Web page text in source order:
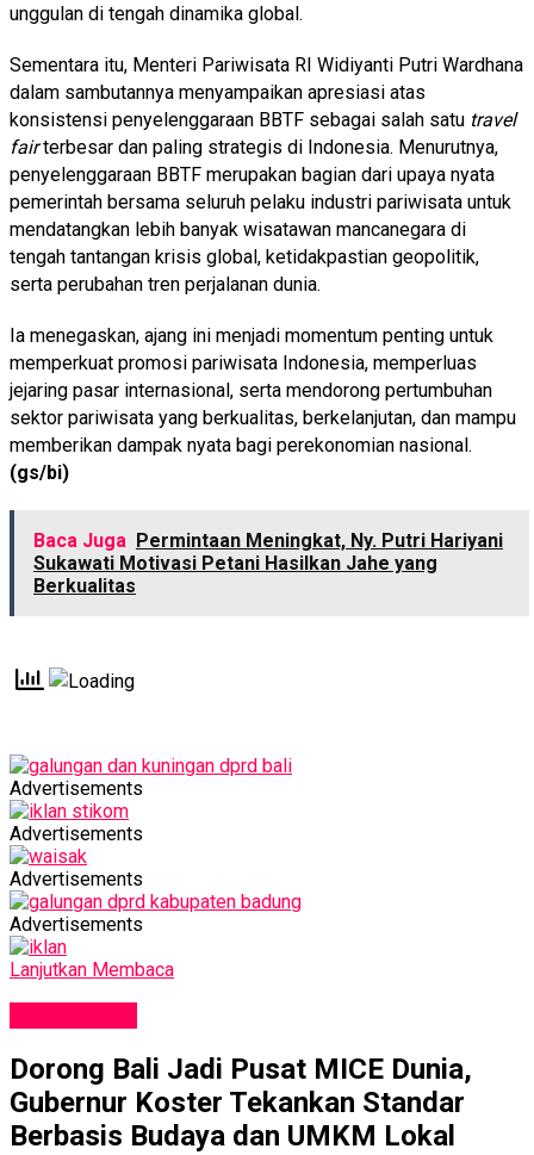
unggulan di tengah dinamika global.
Sementara itu, Menteri Pariwisata RI Widiyanti Putri Wardhana
dalam sambutannya menyampaikan apresiasi atas
konsistensi penyelenggaraan BBTF sebagai salah satu travel
fairterbesar dan paling strategis di Indonesia. Menurutnya,
penyelenggaraan BBTF merupakan bagian dari upaya nyata
pemerintah bersama seluruh pelaku industri pariwisata untuk
mendatangkan lebih banyak wisatawan mancanegara di
tengah tantangan krisis global, ketidakpastian geopolitik,
serta perubahan tren perjalanan dunia.
Ia menegaskan, ajang ini menjadi momentum penting untuk
memperkuat promosi pariwisata Indonesia, memperluas
jejaring pasar internasional, serta mendorong pertumbuhan
sektor pariwisata yang berkualitas, berkelanjutan, dan mampu
memberikan dampak nyata bagi perekonomian nasional.
(gs/bi)
Baca Juga Permintaan Meningkat, Ny. Putri Hariyani
Sukawati Motivasi Petani Hasilkan Jahe yang
Berkualitas
Advertisements
Advertisements
Advertisements
Advertisements
Lanjutkan Membaca
Dorong Bali Jadi Pusat MICE Dunia,
Gubernur Koster Tekankan Standar
Berbasis Budaya dan UMKM Lokal